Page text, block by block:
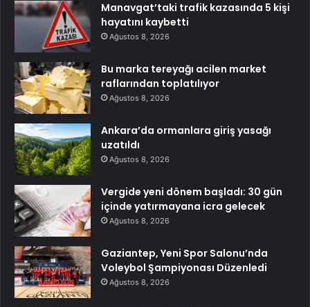
Manavgat’taki trafik kazasında 5 kişi
hayatını kaybetti
Ağustos 8, 2026
Bu marka tereyağı acilen market
raflarından toplatılıyor
Ağustos 8, 2026
Ankara’da ormanlara giriş yasağı
uzatıldı
Ağustos 8, 2026
Vergide yeni dönem başladı: 30 gün
içinde yatırmayana icra gelecek
Ağustos 8, 2026
Gaziantep, Yeni Spor Salonu’nda
Voleybol Şampiyonası Düzenledi
Ağustos 8, 2026